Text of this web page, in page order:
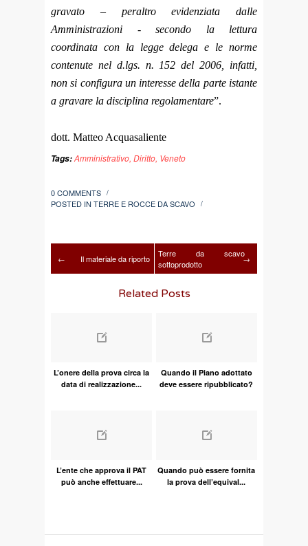
gravato – peraltro evidenziata dalle
Amministrazioni - secondo la lettura
coordinata con la legge delega e le norme
contenute nel d.lgs. n. 152 del 2006, infatti,
non si configura un interesse della parte istante
a gravare la disciplina regolamentare”.
dott. Matteo Acquasaliente
Tags:Amministrativo, Diritto, Veneto
0 COMMENTS /
POSTED IN TERRE E ROCCE DA SCAVO /
← Il materiale da riporto
Terre da scavo
sottoprodotto
→
Related Posts
L’onere della prova circa la
data di realizzazione...
Quando il Piano adottato
deve essere ripubblicato?
L’ente che approva il PAT
può anche effettuare...
Quando può essere fornita
la prova dell’equival...